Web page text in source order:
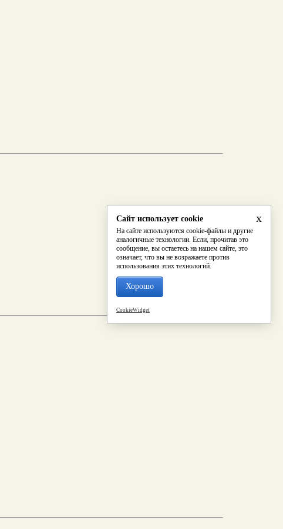
x
Сайт использует cookie
На сайте используются cookie-файлы и другие
аналогичные технологии. Если, прочитав это
сообщение, вы остаетесь на нашем сайте, это
означает, что вы не возражаете против
использования этих технологий.
Хорошо
CookieWidget